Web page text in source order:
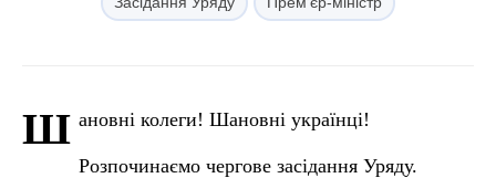
Ш ановні колеги! Шановні українці!
Розпочинаємо чергове засідання Уряду.